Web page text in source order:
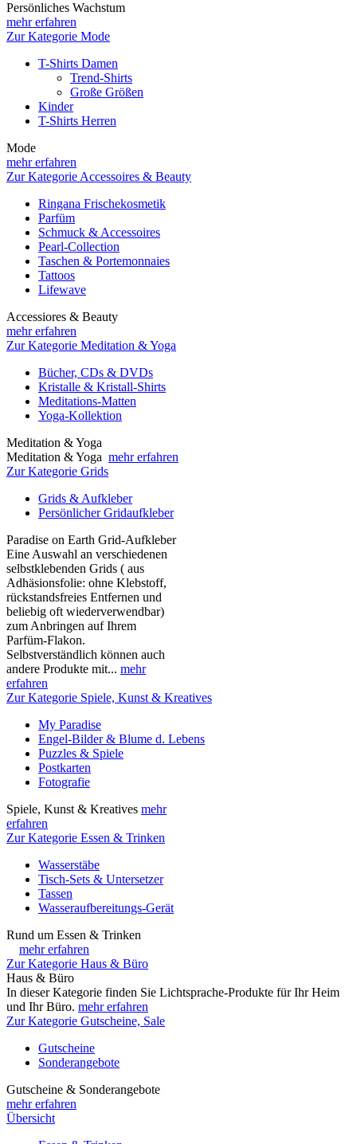
Persönliches Wachstum
mehr erfahren
Zur Kategorie Mode
T-Shirts Damen
Trend-Shirts
Große Größen
Kinder
T-Shirts Herren
Mode
mehr erfahren
Zur Kategorie Accessoires & Beauty
Ringana Frischekosmetik
Parfüm
Schmuck & Accessoires
Pearl-Collection
Taschen & Portemonnaies
Tattoos
Lifewave
Accessiores & Beauty
mehr erfahren
Zur Kategorie Meditation & Yoga
Bücher, CDs & DVDs
Kristalle & Kristall-Shirts
Meditations-Matten
Yoga-Kollektion
Meditation & Yoga
Meditation & Yoga mehr erfahren
Zur Kategorie Grids
Grids & Aufkleber
Persönlicher Gridaufkleber
Paradise on Earth Grid-Aufkleber
Eine Auswahl an verschiedenen
selbstklebenden Grids ( aus
Adhäsionsfolie: ohne Klebstoff,
rückstandsfreies Entfernen und
beliebig oft wiederverwendbar)
zum Anbringen auf Ihrem
Parfüm-Flakon.
Selbstverständlich können auch
andere Produkte mit... mehr
erfahren
Zur Kategorie Spiele, Kunst & Kreatives
My Paradise
Engel-Bilder & Blume d. Lebens
Puzzles & Spiele
Postkarten
Fotografie
Spiele, Kunst & Kreatives mehr
erfahren
Zur Kategorie Essen & Trinken
Wasserstäbe
Tisch-Sets & Untersetzer
Tassen
Wasseraufbereitungs-Gerät
Rund um Essen & Trinken
mehr erfahren
Zur Kategorie Haus & Büro
Haus & Büro
In dieser Kategorie finden Sie Lichtsprache-Produkte für Ihr Heim
und Ihr Büro. mehr erfahren
Zur Kategorie Gutscheine, Sale
Gutscheine
Sonderangebote
Gutscheine & Sonderangebote
mehr erfahren
Übersicht